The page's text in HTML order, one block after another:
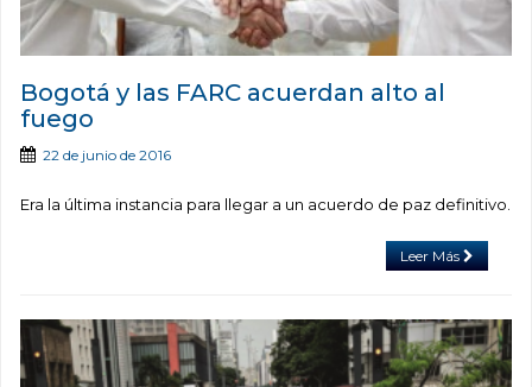
Bogotá y las FARC acuerdan alto al
fuego
22 de junio de 2016
Era la última instancia para llegar a un acuerdo de paz definitivo.
Leer Más